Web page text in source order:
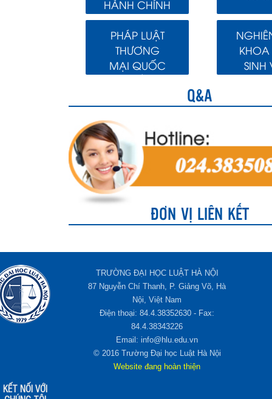
HÀNH CHÍNH
PHÁP LUẬT
THƯƠNG
MẠI QUỐC
SINH
Q&A
ĐƠN VỊ LIÊN KẾT
TRƯỜNG ĐẠI HỌC LUẬT HÀ NỘI
87 Nguyễn Chí Thanh, P. Giảng Võ, Hà
Nội, Việt Nam
Điện thoại: 84.4.38352630 - Fax:
84.4.38343226
Email: info@hlu.edu.vn
© 2016 Trường Đại học Luật Hà Nội
Website đang hoàn thiện
KẾT NỐI VỚI